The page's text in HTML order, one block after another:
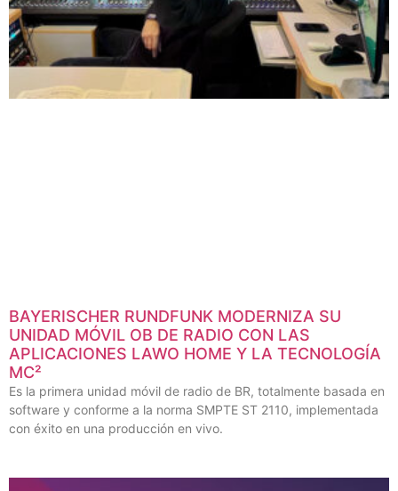
BAYERISCHER RUNDFUNK MODERNIZA SU
UNIDAD MÓVIL OB DE RADIO CON LAS
APLICACIONES LAWO HOME Y LA TECNOLOGÍA
MC²
Es la primera unidad móvil de radio de BR, totalmente basada en
software y conforme a la norma SMPTE ST 2110, implementada
con éxito en una producción en vivo.